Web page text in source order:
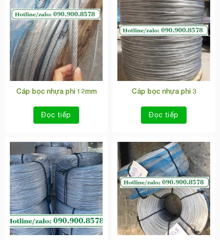
Cáp bọc nhựa phi 12mm
Đọc tiếp
Cáp bọc nhựa phi 3
Đọc tiếp